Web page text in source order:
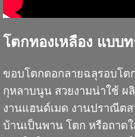
โตกทองเหลือง แบบ
ขอบโตกตอกลายฉลุรอบโต
กุหลาบนูน สวยงามน่าใช้ ผ
งานแฮนด์เมด งานปราณีตส
บ้านเป็นพาน โตก หรือถาด